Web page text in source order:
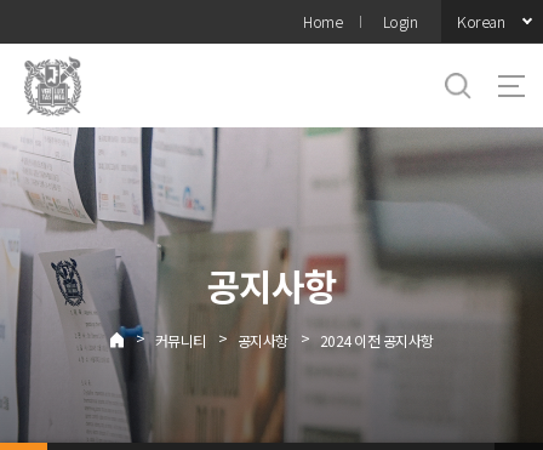
메뉴
Home Login Korean
공지사항
> 커뮤니티 > 공지사항 > 2024 이전 공지사항